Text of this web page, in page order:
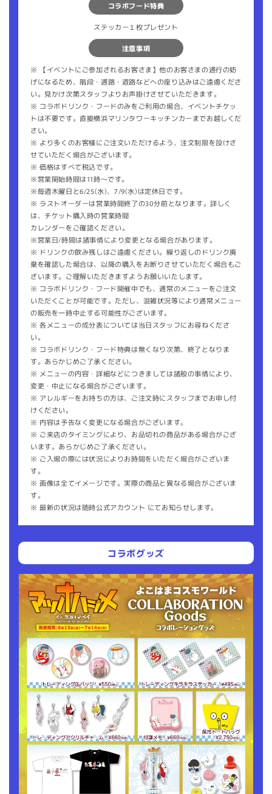
コラボフード特典
ステッカー１枚プレゼント
注意事項
※ 【イベントにご参加されるお客さま】他のお客さまの通行の妨
げになるため、階段・通路・道路などへの座り込みはご遠慮くださ
い。見かけ次第スタッフよりお声掛けさせていただきます。
※ コラボドリンク・フードのみをご利用の場合、イベントチケッ
トは不要です。直接横浜マリンタワーキッチンカーまでお越しくだ
さい。
※ より多くのお客様にご注文いただけるよう、注文制限を設けさ
せていただく場合がございます。
※ 価格はすべて税込です。
※営業開始時間は11時〜です。
※毎週木曜日と6/25(水)、7/9(水)は定休日です。
※ ラストオーダーは営業時間終了の30分前となります。詳しく
は、チケット購入時の営業時間
カレンダーをご確認ください。
※営業日/時間は諸事情により変更となる場合があります。
※ ドリンクの飲み残しはご遠慮ください。繰り返しのドリンク廃
棄を確認した場合は、以降の購入をお断りさせていただく場合もご
ざいます。ご理解いただきますようお願いいたします。
※ コラボドリンク・フード開催中でも、通常のメニューをご注文
いただくことが可能です。ただし、混雑状況等により通常メニュー
の販売を一時中止する可能性がございます。
※ 各メニューの成分表については当日スタッフにお尋ねくださ
い。
※ コラボドリンク・フード特典は無くなり次第、終了となりま
す。あらかじめご了承ください。
※ メニューの内容・詳細などにつきましては諸般の事情により、
変更・中止になる場合がございます。
※ アレルギーをお持ちの方は、ご注文時にスタッフまでお申し付
けください。
※ 内容は予告なく変更になる場合がございます。
※ ご来店のタイミングにより、お品切れの商品がある場合がござ
います。あらかじめご了承ください。
※ ご入場の際には状況によりお時間をいただく場合がございま
す。
※ 画像は全てイメージです。実際の商品と異なる場合がございま
す。
※ 最新の状況は随時公式アカウント にてお知らせします。
コラボグッズ